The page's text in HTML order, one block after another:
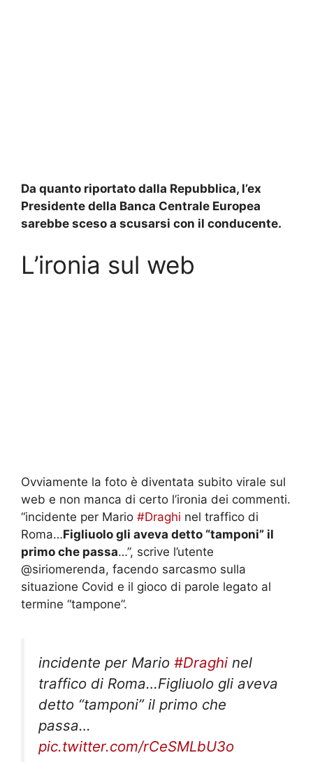
Da quanto riportato dalla Repubblica, l’ex
Presidente della Banca Centrale Europea
sarebbe sceso a scusarsi con il conducente.
L’ironia sul web
Ovviamente la foto è diventata subito virale sul
web e non manca di certo l’ironia dei commenti.
“incidente per Mario #Draghi nel traffico di
Roma…Figliuolo gli aveva detto “tamponi” il
primo che passa…”, scrive l’utente
@siriomerenda, facendo sarcasmo sulla
situazione Covid e il gioco di parole legato al
termine “tampone”.
incidente per Mario #Draghi nel
traffico di Roma…Figliuolo gli aveva
detto “tamponi” il primo che
passa…
pic.twitter.com/rCeSMLbU3o